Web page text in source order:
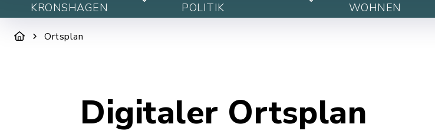
KRONSHAGEN
POLITIK
WOHNEN
Ortsplan
Digitaler Ortsplan